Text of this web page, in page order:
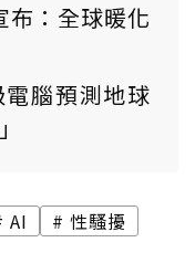
布：全球暖化
腦預測地球
AI 性騷擾